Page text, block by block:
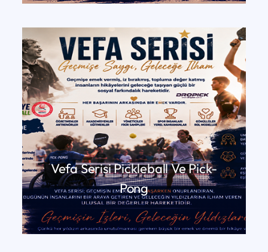
Vefa Serisi Pickleball Ve Pick-
Pong
DEVAMINI OKU